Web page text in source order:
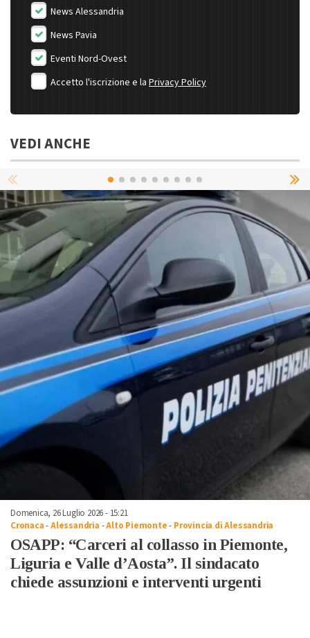
News Alessandria
News Pavia
Eventi Nord-Ovest
Accetto l'iscrizione e la Privacy Policy
VEDI ANCHE
Domenica, 26 Luglio 2026 - 15:21
Cronaca-Alessandria -Alto Piemonte- Provincia di Alessandria
OSAPP: “Carceri al collasso in Piemonte,
Liguria e Valle d’Aosta”. Il sindacato
chiede assunzioni e interventi urgenti